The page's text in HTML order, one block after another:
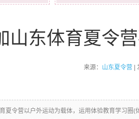
山东体育夏令
来源： 山东夏令营 |
夏令营以户外运动为载体，运用体验教育学习圈